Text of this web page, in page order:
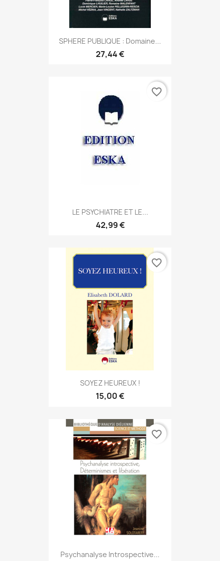
SPHERE PUBLIQUE : Domaine...
27,44 €
LE PSYCHIATRE ET LE...
42,99 €
favorite_border
SOYEZ HEUREUX !
15,00 €
favorite_border
Psychanalyse Introspective...
favorite_border